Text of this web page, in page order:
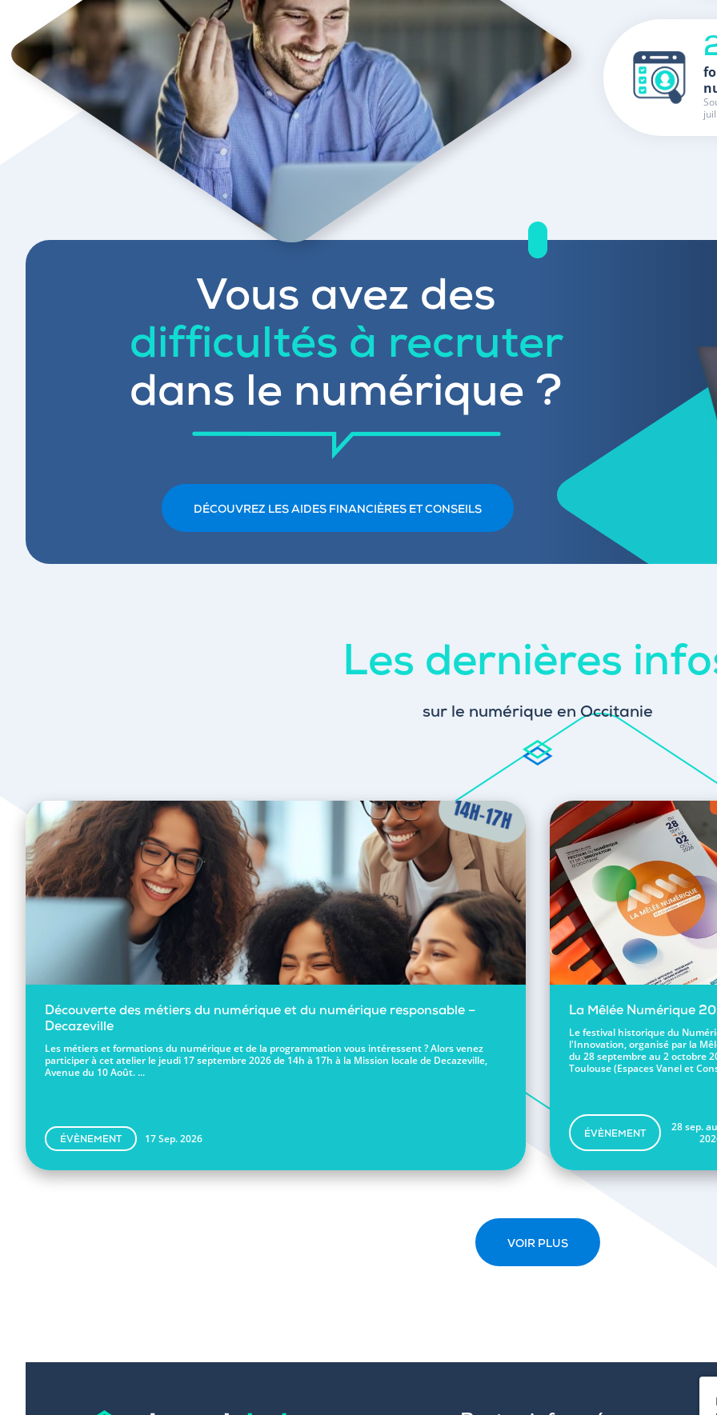
Vous avez des
difficultés à recruter
dans le numérique ?
DÉCOUVREZ LES AIDES FINANCIÈRES ET CONSEILS
Les dernières
sur le numérique en Occitanie
Découverte des métiers du numérique et du numérique responsable –
Decazeville
Les métiers et formations du numérique et de la programmation vous intéressent ? Alors venez
participer à cet atelier le jeudi 17 septembre 2026 de 14h à 17h à la Mission locale de Decazeville,
Avenue du 10 Août. ...
ÉVÈNEMENT 17 Sep. 2026
La Mêlée Numérique
Le festival historique du
l'Innovation, organisé par la
du 28 septembre au 2 octobre
Toulouse (Espaces Vanel et
ÉVÈNEMENT
28 sep.
VOIR PLUS